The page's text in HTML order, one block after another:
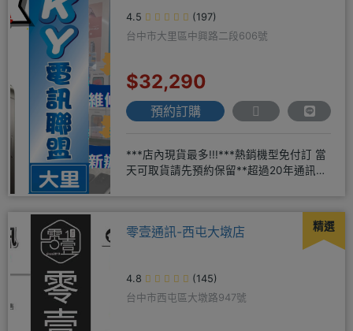
4.5
(197)
台中市大里區中興路二段606號
$32,290
預約訂購
***店內現貨最多!!!***熱銷機型免付訂 當
天可取貨請先預約保留**超過20年通訊經
精選
零壹通訊-西屯大墩店
4.8
(145)
台中市西屯區大墩路947號